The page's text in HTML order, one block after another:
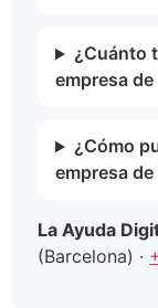
¿Cuánto
empresa
¿Cómo
empresa
La Ayuda
(Barcelona) ·